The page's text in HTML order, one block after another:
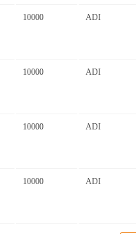
10000 ADI
10000 ADI
10000 ADI
10000 ADI